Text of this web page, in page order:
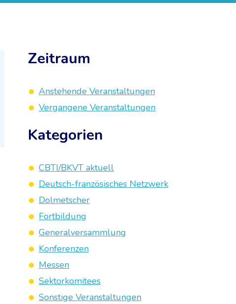
Zeitraum
Anstehende Veranstaltungen
Vergangene Veranstaltungen
Kategorien
CBTI/BKVT aktuell
Deutsch-französisches Netzwerk
Dolmetscher
Fortbildung
Generalversammlung
Konferenzen
Messen
Sektorkomitees
Sonstige Veranstaltungen